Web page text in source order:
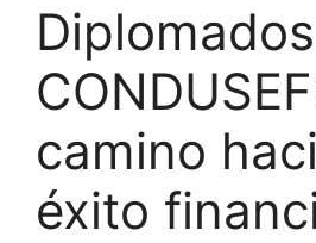
Diplomados
camino
éxito